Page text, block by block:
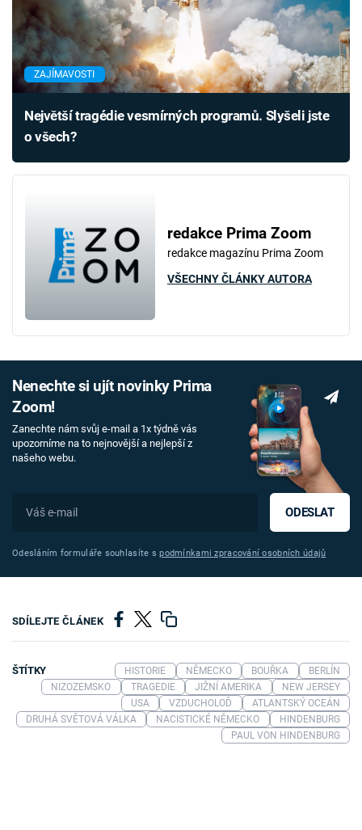
ZAJÍMAVOSTI
Největší tragédie vesmírných programů. Slyšeli jste
o všech?
redakce Prima Zoom
redakce magazínu Prima Zoom
VŠECHNY ČLÁNKY AUTORA
Nenechte si ujít novinky Prima
Zoom!
Zanechte nám svůj e-mail a 1x týdně vás
upozorníme na to nejnovější a nejlepší z
našeho webu.
ODESLAT
Odesláním formuláře souhlasíte spodmínkami zpracování osobních údajů
SDÍLEJTE ČLÁNEK
ŠTÍTKY HISTORIE NĚMECKO BOUŘKA
BERLÍN
NIZOZEMSKO
TRAGEDIE JIŽNÍ AMERIKA
NEW JERSEY
USA
VZDUCHOLOĎ
ATLANTSKÝ OCEÁN
DRUHÁ SVĚTOVÁ VÁLKA
NACISTICKÉ NĚMECKO
HINDENBURG
PAUL VON HINDENBURG